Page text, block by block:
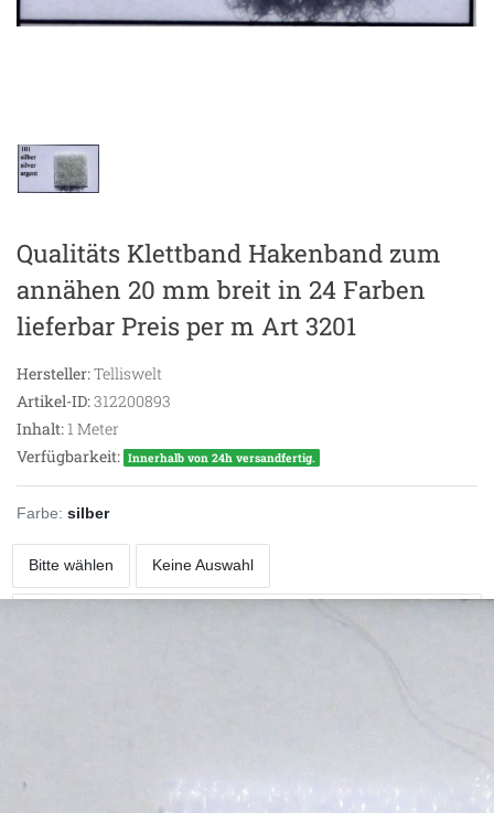
Qualitäts Klettband Hakenband zum
annähen 20 mm breit in 24 Farben
lieferbar Preis per m Art 3201
Hersteller:Telliswelt
Artikel-ID:312200893
Inhalt:1 Meter
Verfügbarkeit: Innerhalb von 24h versandfertig.
Farbe: silber
Bitte wählen Keine Auswahl